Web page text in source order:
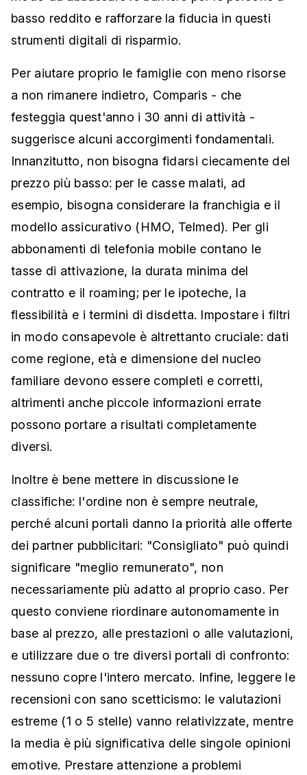
basso reddito e rafforzare la fiducia in questi
strumenti digitali di risparmio.
Per aiutare proprio le famiglie con meno risorse
a non rimanere indietro, Comparis - che
festeggia quest'anno i 30 anni di attività -
suggerisce alcuni accorgimenti fondamentali.
Innanzitutto, non bisogna fidarsi ciecamente del
prezzo più basso: per le casse malati, ad
esempio, bisogna considerare la franchigia e il
modello assicurativo (HMO, Telmed). Per gli
abbonamenti di telefonia mobile contano le
tasse di attivazione, la durata minima del
contratto e il roaming; per le ipoteche, la
flessibilità e i termini di disdetta. Impostare i filtri
in modo consapevole è altrettanto cruciale: dati
come regione, età e dimensione del nucleo
familiare devono essere completi e corretti,
altrimenti anche piccole informazioni errate
possono portare a risultati completamente
diversi.
Inoltre è bene mettere in discussione le
classifiche: l'ordine non è sempre neutrale,
perché alcuni portali danno la priorità alle offerte
dei partner pubblicitari: "Consigliato" può quindi
significare "meglio remunerato", non
necessariamente più adatto al proprio caso. Per
questo conviene riordinare autonomamente in
base al prezzo, alle prestazioni o alle valutazioni,
e utilizzare due o tre diversi portali di confronto:
nessuno copre l'intero mercato. Infine, leggere le
recensioni con sano scetticismo: le valutazioni
estreme (1 o 5 stelle) vanno relativizzate, mentre
la media è più significativa delle singole opinioni
emotive. Prestare attenzione a problemi